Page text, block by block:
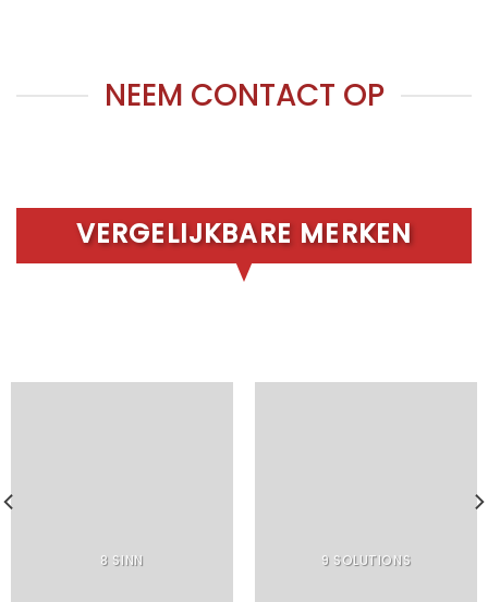
NEEM CONTACT OP
VERGELIJKBARE MERKEN
8 SINN 9 SOLUTIONS